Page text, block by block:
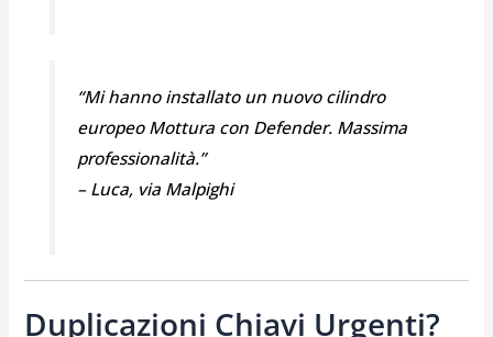
“Mi hanno installato un nuovo cilindro
europeo Mottura con Defender. Massima
professionalità.”
–Luca, via Malpighi
Duplicazioni Chiavi Urgenti?